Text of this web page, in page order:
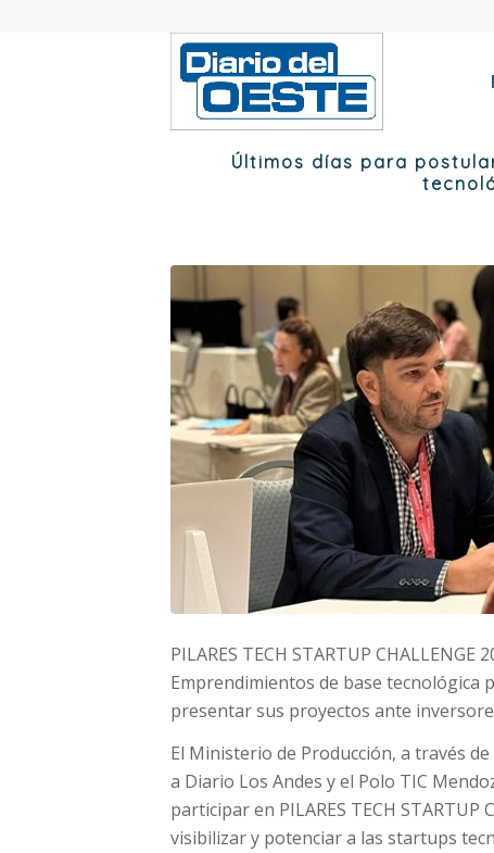
Últimos días para
PILARES TECH STARTUP
Emprendimientos de base tecnológica
presentar sus proyectos ante
El Ministerio de Producción, a través
a Diario Los Andes y el Polo TIC
participar en PILARES TECH
visibilizar y potenciar a las startups